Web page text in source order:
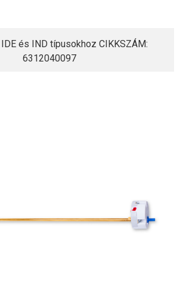
és IND típusokhoz CIKKSZÁM:
6312040097